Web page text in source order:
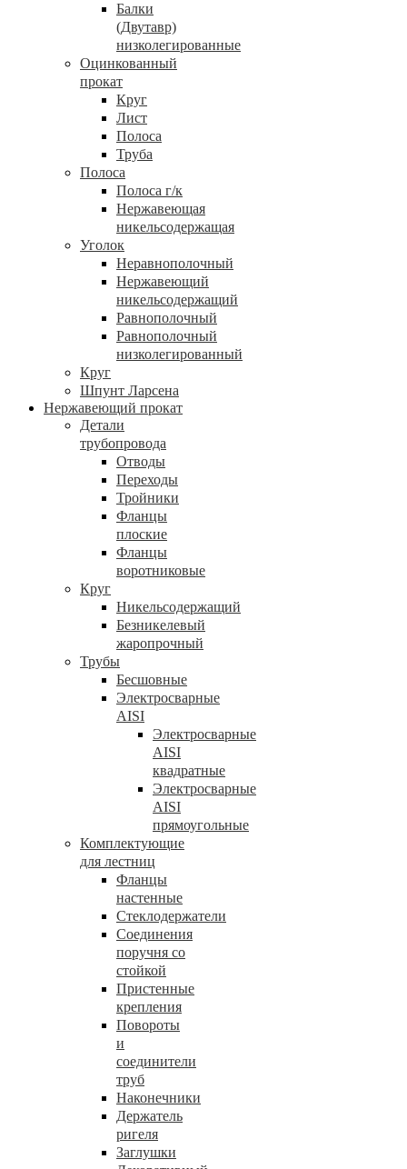
Балки
(Двутавр)
низколегированные
Оцинкованный
прокат
Круг
Лист
Полоса
Труба
Полоса
Полоса г/к
Нержавеющая
никельсодержащая
Уголок
Неравнополочный
Нержавеющий
никельсодержащий
Равнополочный
Равнополочный
низколегированный
Круг
Шпунт Ларсена
Нержавеющий прокат
Детали
трубопровода
Отводы
Переходы
Тройники
Фланцы
плоские
Фланцы
воротниковые
Круг
Никельсодержащий
Безникелевый
жаропрочный
Трубы
Бесшовные
Электросварные
AISI
Электросварные
AISI
квадратные
Электросварные
AISI
прямоугольные
Комплектующие
для лестниц
Фланцы
настенные
Стеклодержатели
Соединения
поручня со
стойкой
Пристенные
крепления
Повороты
и
соединители
труб
Наконечники
Держатель
ригеля
Заглушки